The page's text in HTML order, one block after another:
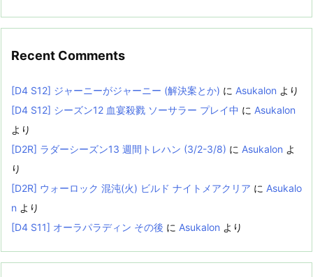
Recent Comments
[D4 S12] ジャーニーがジャーニー (解決案とか) に Asukalon より
[D4 S12] シーズン12 血宴殺戮 ソーサラー プレイ中 に Asukalon
より
[D2R] ラダーシーズン13 週間トレハン (3/2-3/8) に Asukalon よ
り
[D2R] ウォーロック 混沌(火) ビルド ナイトメアクリア に Asukalo
n より
[D4 S11] オーラパラディン その後 に Asukalon より